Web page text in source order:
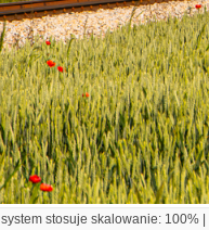
stosuje skalowanie: 100%